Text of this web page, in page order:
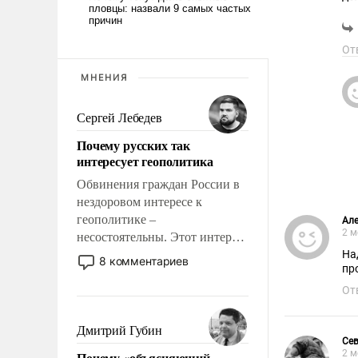
МНЕНИЯ
Сергей Лебедев
Почему русских так
интересует геополитика
Обвинения граждан России в
нездоровом интересе к
геополитике –
несостоятельны. Этот интерес
рационален и прагматичен. Он
обусловлен тысячелетним
фундаментальным знанием,
что мировая политика имеет
8 комментариев
Дмитрий Губин
2
2